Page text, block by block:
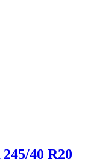
245/40 R20